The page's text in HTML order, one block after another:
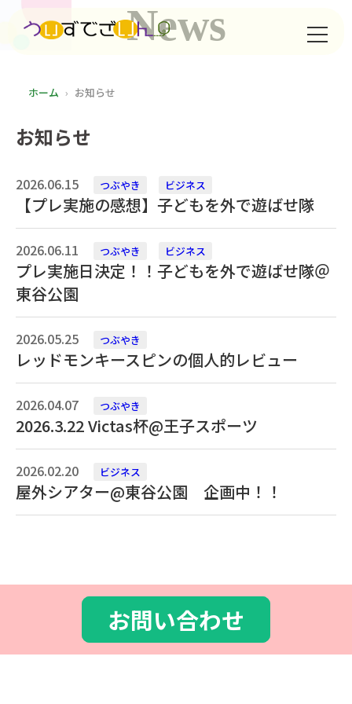
News
ホーム お知らせ
お知らせ
2026.06.15 つぶやき ビジネス
【プレ実施の感想】子どもを外で遊ばせ隊
2026.06.11 つぶやき ビジネス
プレ実施日決定！！子どもを外で遊ばせ隊＠
東谷公園
2026.05.25 つぶやき
レッドモンキースピンの個人的レビュー
2026.04.07 つぶやき
2026.3.22 Victas杯@王子スポーツ
2026.02.20 ビジネス
屋外シアター@東谷公園 企画中！！
お問い合わせ